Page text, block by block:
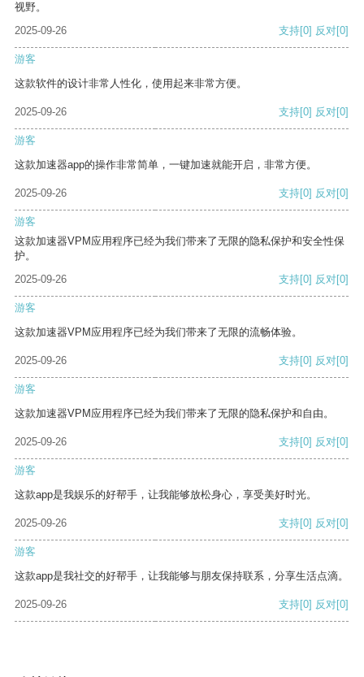
视野。
2025-09-26
支持[0] 反对[0]
游客
这款软件的设计非常人性化，使用起来非常方便。
2025-09-26 支持[0] 反对[0]
游客
这款加速器app的操作非常简单，一键加速就能开启，非常方便。
2025-09-26 支持[0] 反对[0]
游客
这款加速器VPM应用程序已经为我们带来了无限的隐私保护和安全性保
护。
2025-09-26
支持[0] 反对[0]
游客
这款加速器VPM应用程序已经为我们带来了无限的流畅体验。
2025-09-26 支持[0] 反对[0]
游客
这款加速器VPM应用程序已经为我们带来了无限的隐私保护和自由。
2025-09-26 支持[0] 反对[0]
游客
这款app是我娱乐的好帮手，让我能够放松身心，享受美好时光。
2025-09-26 支持[0] 反对[0]
游客
这款app是我社交的好帮手，让我能够与朋友保持联系，分享生活点滴。
2025-09-26 支持[0] 反对[0]